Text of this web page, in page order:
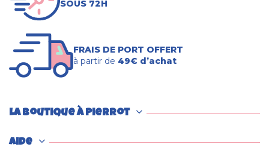
SOUS 72H
FRAIS DE PORT OFFERT
à partir de 49€ d’achat
La boutique à Pierrot
Aide